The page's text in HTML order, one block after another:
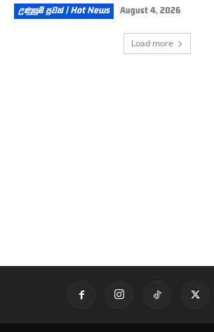
උණුසුම් පුවත් | Hot News August 4, 2026
Load more